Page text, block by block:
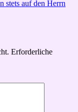
stets auf den Herrn
Erforderliche